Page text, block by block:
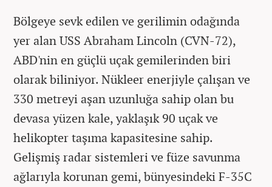
Bölgeye sevk edilen ve gerilimin odağında
yer alan USS Abraham Lincoln (CVN-72),
ABD'nin en güçlü uçak gemilerinden biri
olarak biliniyor. Nükleer enerjiyle çalışan ve
330 metreyi aşan uzunluğa sahip olan bu
devasa yüzen kale, yaklaşık 90 uçak ve
helikopter taşıma kapasitesine sahip.
Gelişmiş radar sistemleri ve füze savunma
ağlarıyla korunan gemi, bünyesindeki F-35C